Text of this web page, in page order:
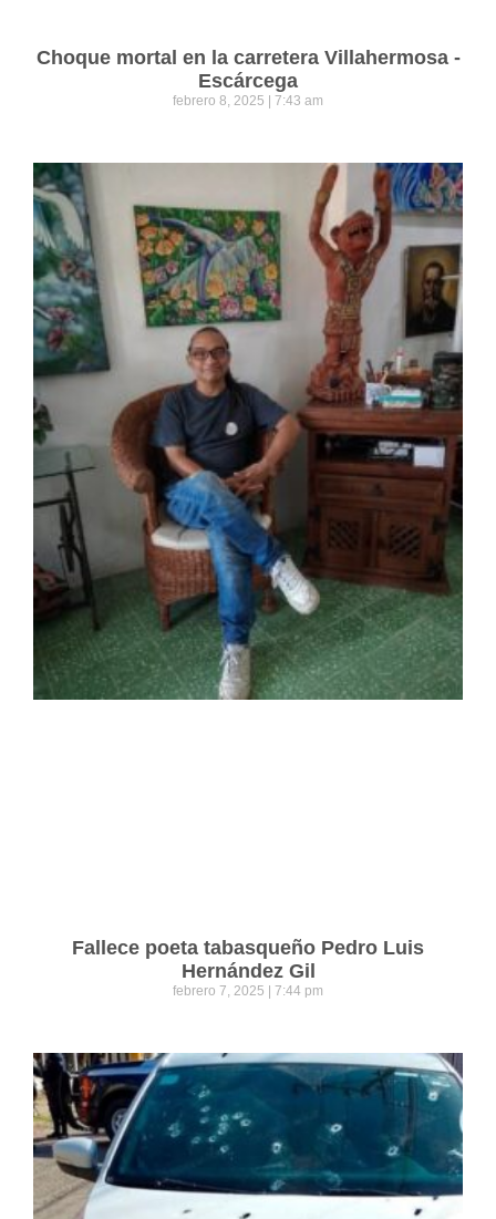
Choque mortal en la carretera Villahermosa -
Escárcega
febrero 8, 2025 7:43 am
Fallece poeta tabasqueño Pedro Luis
Hernández Gil
febrero 7, 2025 7:44 pm